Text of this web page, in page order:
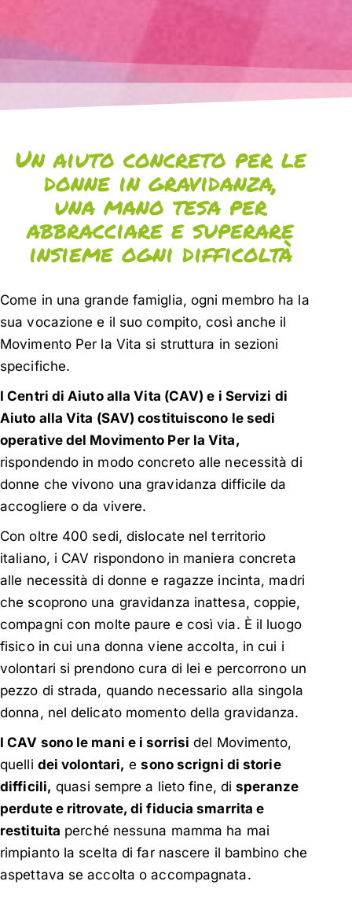
Un aiuto concreto per le
donne in gravidanza,
una mano tesa per
abbracciare e superare
insieme ogni difficoltà
Come in una grande famiglia, ogni membro ha la
sua vocazione e il suo compito, così anche il
Movimento Per la Vita si struttura in sezioni
specifiche.
I Centri di Aiuto alla Vita (CAV) e i Servizi di
Aiuto alla Vita (SAV) costituiscono le sedi
operative del Movimento Per la Vita,
rispondendo in modo concreto alle necessità di
donne che vivono una gravidanza difficile da
accogliere o da vivere.
Con oltre 400 sedi, dislocate nel territorio
italiano, i CAV rispondono in maniera concreta
alle necessità di donne e ragazze incinta, madri
che scoprono una gravidanza inattesa, coppie,
compagni con molte paure e così via. È il luogo
fisico in cui una donna viene accolta, in cui i
volontari si prendono cura di lei e percorrono un
pezzo di strada, quando necessario alla singola
donna, nel delicato momento della gravidanza.
I CAV sono le mani e i sorrisi del Movimento,
quelli dei volontari, esono scrigni di storie
difficili, quasi sempre a lieto fine, disperanze
perdute e ritrovate, di fiducia smarrita e
restituita perché nessuna mamma ha mai
rimpianto la scelta di far nascere il bambino che
aspettava se accolta o accompagnata.